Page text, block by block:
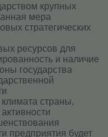
крупных
мера
стратегических
ресурсов для
и наличие
государства
страны,
предприятия будет